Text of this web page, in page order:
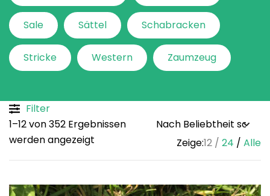
Sale Sättel Schabracken
Stricke Western Zaumzeug
Filter
1–12 von 352 Ergebnissen
werden angezeigt
Zeige:12 24 Alle